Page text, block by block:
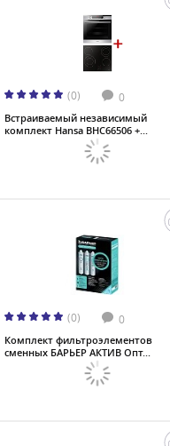
(0) 0
Встраиваемый независимый
комплект Hansa BHC66506 +...
(0) 0
Комплект фильтроэлементов
сменных БАРЬЕР АКТИВ Опт...